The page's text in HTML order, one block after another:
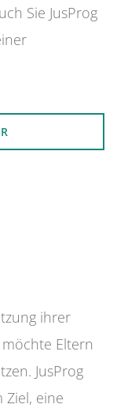
Sie JusProg
ihrer
möchte Eltern
JusProg
eine